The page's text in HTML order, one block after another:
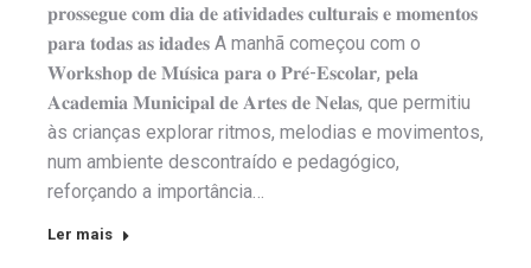
𝐩𝐫𝐨𝐬𝐬𝐞𝐠𝐮𝐞 𝐜𝐨𝐦 𝐝𝐢𝐚 𝐝𝐞 𝐚𝐭𝐢𝐯𝐢𝐝𝐚𝐝𝐞𝐬 𝐜𝐮𝐥𝐭𝐮𝐫𝐚𝐢𝐬 𝐞 𝐦𝐨𝐦𝐞𝐧𝐭𝐨𝐬
𝐩𝐚𝐫𝐚 𝐭𝐨𝐝𝐚𝐬 𝐚𝐬 𝐢𝐝𝐚𝐝𝐞𝐬 A manhã começou com o
𝐖𝐨𝐫𝐤𝐬𝐡𝐨𝐩 𝐝𝐞 𝐌𝐮́𝐬𝐢𝐜𝐚 𝐩𝐚𝐫𝐚 𝐨 𝐏𝐫𝐞́-𝐄𝐬𝐜𝐨𝐥𝐚𝐫, 𝐩𝐞𝐥𝐚
𝐀𝐜𝐚𝐝𝐞𝐦𝐢𝐚 𝐌𝐮𝐧𝐢𝐜𝐢𝐩𝐚𝐥 𝐝𝐞 𝐀𝐫𝐭𝐞𝐬 𝐝𝐞 𝐍𝐞𝐥𝐚𝐬, que permitiu
às crianças explorar ritmos, melodias e movimentos,
num ambiente descontraído e pedagógico,
reforçando a importância…
Ler mais